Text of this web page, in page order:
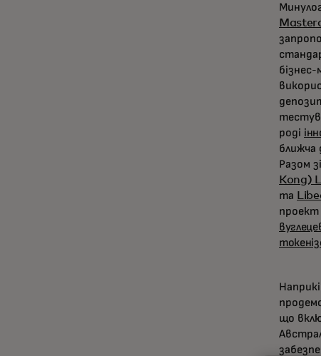
роді
ближча
Разом зі
Kong)
та
проект
що